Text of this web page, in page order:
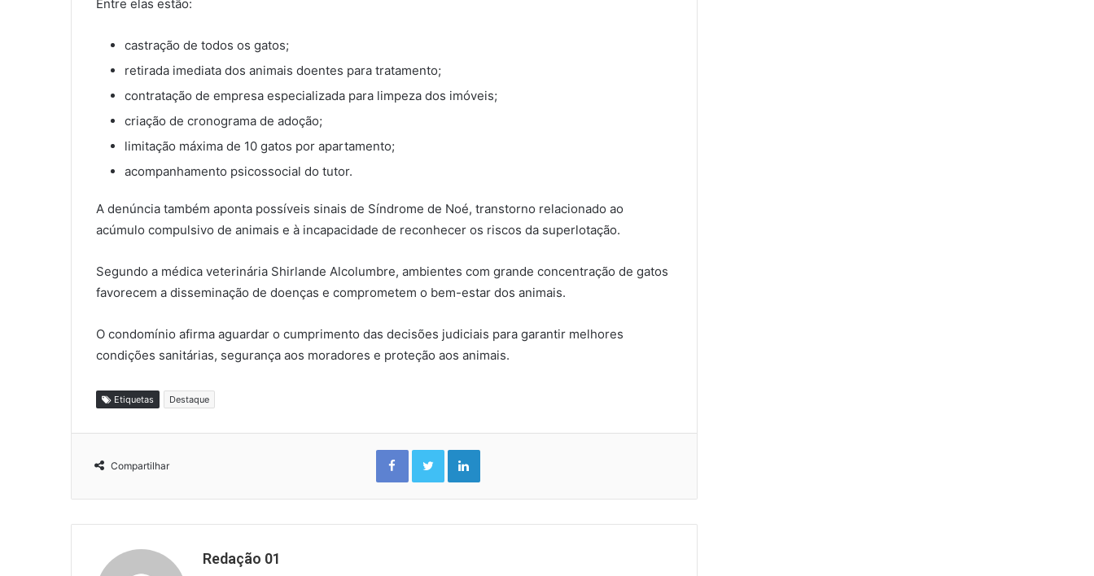
Entre elas estão:
castração de todos os gatos;
retirada imediata dos animais doentes para tratamento;
contratação de empresa especializada para limpeza dos imóveis;
criação de cronograma de adoção;
limitação máxima de 10 gatos por apartamento;
acompanhamento psicossocial do tutor.
A denúncia também aponta possíveis sinais de Síndrome de Noé, transtorno relacionado ao
acúmulo compulsivo de animais e à incapacidade de reconhecer os riscos da superlotação.
Segundo a médica veterinária Shirlande Alcolumbre, ambientes com grande concentração de gatos
favorecem a disseminação de doenças e comprometem o bem-estar dos animais.
O condomínio afirma aguardar o cumprimento das decisões judiciais para garantir melhores
condições sanitárias, segurança aos moradores e proteção aos animais.
Etiquetas Destaque
Compartilhar
FacebookTwitterLinkedin
Redação 01